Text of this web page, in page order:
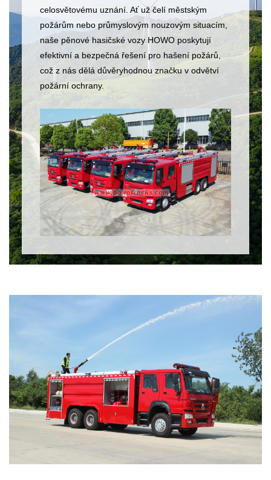
celosvětovému uznání. Ať už čelí městským
požárům nebo průmyslovým nouzovým situacím,
naše pěnové hasičské vozy HOWO poskytují
efektivní a bezpečná řešení pro hašení požárů,
což z nás dělá důvěryhodnou značku v odvětví
požární ochrany.